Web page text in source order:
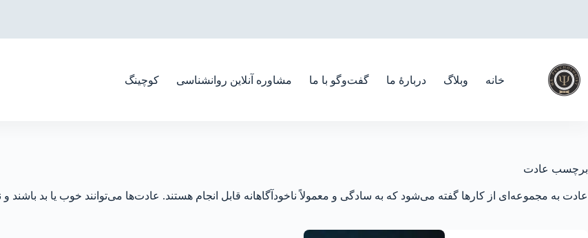
خانه وبلاگ دربارهٔ ما گفت‌و‌گو با ما مشاوره آنلاین روانشناسی کوچینگ
برچسب عادت
عادت به مجموعه‌ای از کارها گفته می‌شود که به سادگی و معمولاً ناخودآگاهانه قابل انجام هستند. عادت‌ها می‌توانند خوب یا بد باشند و